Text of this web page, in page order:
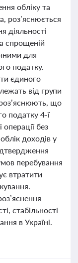
обліку та
роз’яснюється
діяльності
спрощеній
для
податку.
єдиного
від групи
що
податку 4-ї
без
доходів у
перебування
втратити
стабільності
в Україні.